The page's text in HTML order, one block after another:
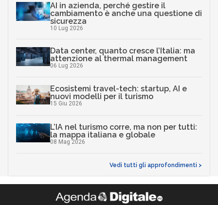
AI in azienda, perché gestire il
cambiamento è anche una questione di
sicurezza
10 Lug 2026
Data center, quanto cresce l’Italia: ma
attenzione al thermal management
06 Lug 2026
Ecosistemi travel-tech: startup, AI e
nuovi modelli per il turismo
15 Giu 2026
L’IA nel turismo corre, ma non per tutti:
la mappa italiana e globale
08 Mag 2026
Vedi tutti gli approfondimenti >